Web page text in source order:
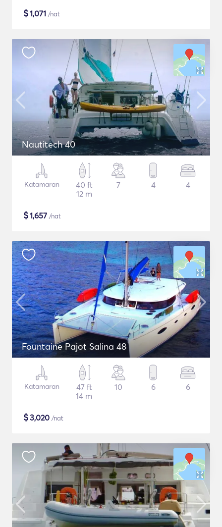
$1,071 /nat
Nautitech 40
Katamaran
40 ft
12 m
7 4 4
$1,657 /nat
Fountaine Pajot Salina 48
Katamaran
47 ft
14 m
10 6 6
$3,020 /nat